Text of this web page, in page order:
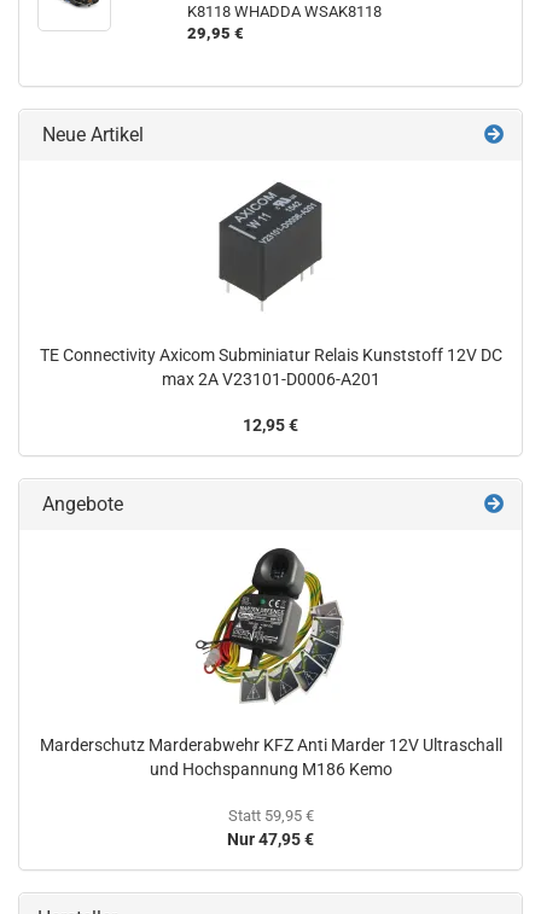
K8118 WHADDA WSAK8118
29,95 €
Neue Artikel
TE Connectivity Axicom Subminiatur Relais Kunststoff 12V DC
max 2A V23101-D0006-A201
12,95 €
Angebote
Marderschutz Marderabwehr KFZ Anti Marder 12V Ultraschall
und Hochspannung M186 Kemo
Statt 59,95 €
Nur 47,95 €